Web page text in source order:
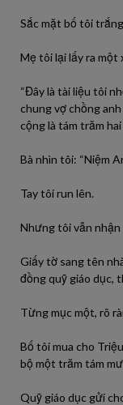
Sắc mặt bố tôi trắng
Mẹ tôi lại lấy ra
“Đây là tài liệu tôi
chung vợ chồng
cộng là tám trăm hai
Bà nhìn tôi: “Niệm
Tay tôi run lên.
Nhưng tôi vẫn nhận
Giấy tờ sang tên
đồng quỹ giáo dục,
Từng mục một, rõ
Bố tôi mua cho
bộ một trăm tám
Quỹ giáo dục gửi